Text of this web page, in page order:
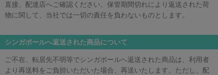
直接、配達店へご確認ください。保管期間切れにより返送された荷
物に関して、当社では一切の責任を負わないものとします。
シンガポールへ返送された商品について
ご不在、転居先不明等でシンガポールへ返送された商品は、利用者
より再送料をご負担いただいた場合、再送いたします。ただし、配